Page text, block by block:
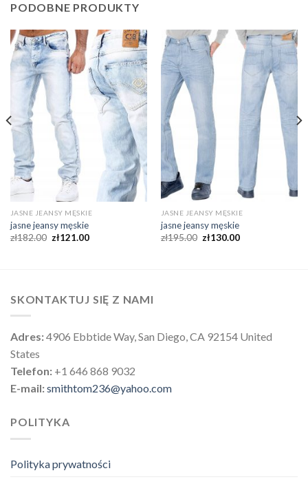
PODOBNE PRODUKTY
JASNE JEANSY MĘSKIE
jasne jeansy męskie
zł182.00 zł121.00
JASNE JEANSY MĘSKIE
jasne jeansy męskie
zł195.00 zł130.00
SKONTAKTUJ SIĘ Z NAMI
Adres:4906 Ebbtide Way, San Diego, CA 92154 United
States
Telefon: +1 646 868 9032
E-mail:smithtom236@yahoo.com
POLITYKA
Polityka prywatności